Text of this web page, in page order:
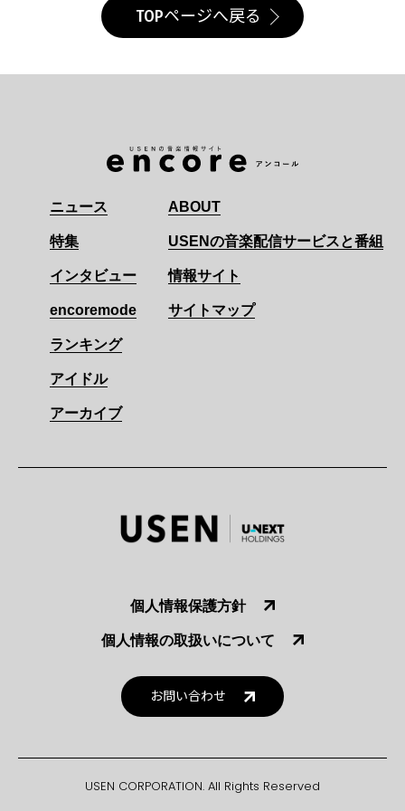
TOPページへ戻る
ニュース
特集
インタビュー
encoremode
ランキング
アイドル
アーカイブ
ABOUT
USENの音楽配信サービスと番組
情報サイト
サイトマップ
個人情報保護方針
個人情報の取扱いについて
お問い合わせ
USEN CORPORATION. All Rights Reserved